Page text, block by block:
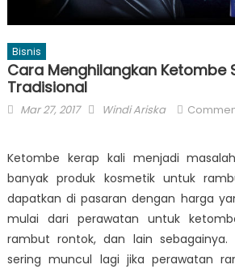
Bisnis
Cara Menghilangkan Ketombe
Tradisional
Posted
Mar 27, 2017 Author
Windi Ariska
Ketombe kerap kali menjadi
banyak produk kosmetik untuk
dapatkan di pasaran dengan harga
mulai dari perawatan untuk
rambut rontok, dan lain sebagainya.
sering muncul lagi jika perawatan